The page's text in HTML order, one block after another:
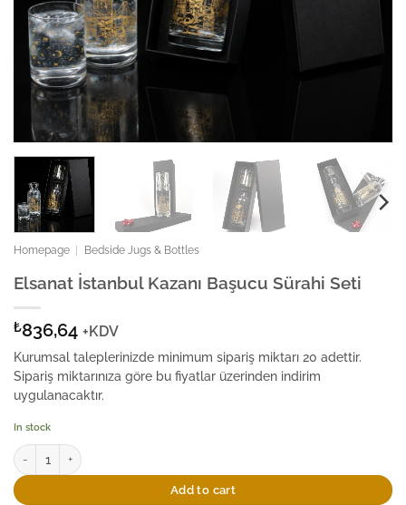
Homepage Bedside Jugs & Bottles
Elsanat İstanbul Kazanı Başucu Sürahi Seti
₺836,64 +KDV
Kurumsal taleplerinizde minimum sipariş miktarı 20 adettir.
Sipariş miktarınıza göre bu fiyatlar üzerinden indirim
uygulanacaktır.
In stock
Elsanat İstanbul Kazanı Başucu Sürahi Seti quantity
Add to cart